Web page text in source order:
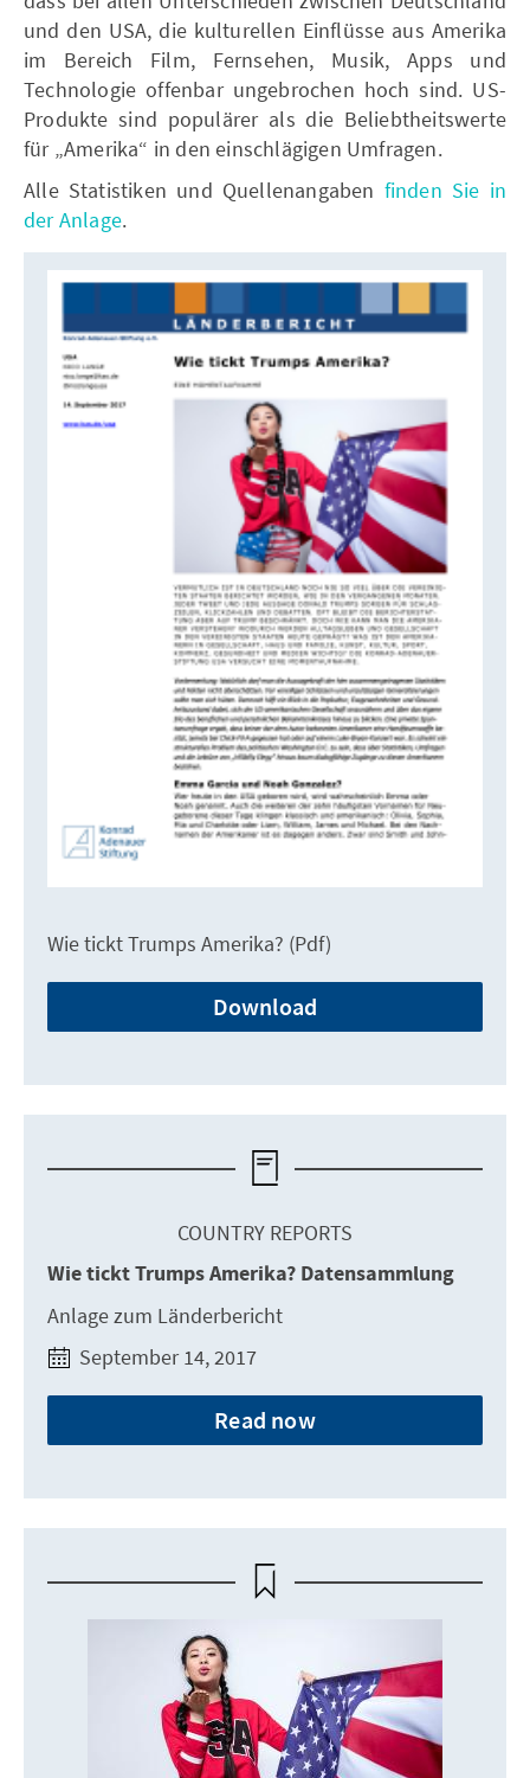
und den USA, die kulturellen Einflüsse aus Amerika
im Bereich Film, Fernsehen, Musik, Apps und
Technologie offenbar ungebrochen hoch sind. US-
Produkte sind populärer als die Beliebtheitswerte
für „Amerika“ in den einschlägigen Umfragen.
Alle Statistiken und Quellenangaben finden Sie in
der Anlage.
Wie tickt Trumps Amerika? (Pdf)
Download
COUNTRY REPORTS
Wie tickt Trumps Amerika? Datensammlung
Anlage zum Länderbericht
September 14, 2017
Read now